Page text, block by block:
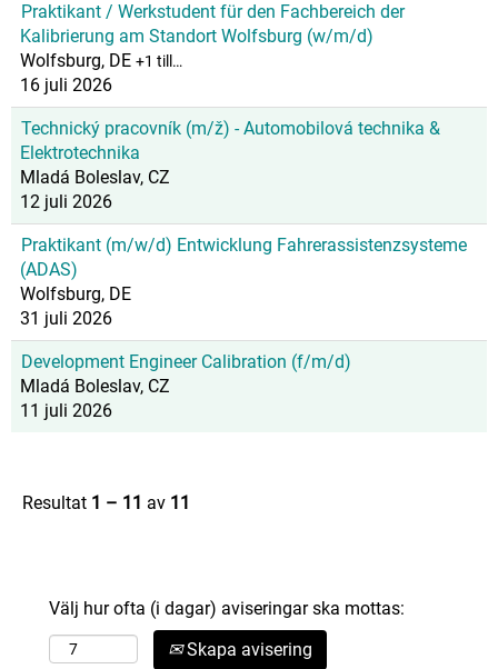
Praktikant / Werkstudent für den Fachbereich der
Kalibrierung am Standort Wolfsburg (w/m/d)
Wolfsburg, DE +1 till…
16 juli 2026
Technický pracovník (m/ž) - Automobilová technika &
Elektrotechnika
Mladá Boleslav, CZ
12 juli 2026
Praktikant (m/w/d) Entwicklung Fahrerassistenzsysteme
(ADAS)
Wolfsburg, DE
31 juli 2026
Development Engineer Calibration (f/m/d)
Mladá Boleslav, CZ
11 juli 2026
Resultat 1 – 11 av 11
Välj hur ofta (i dagar) aviseringar ska mottas:
Skapa avisering